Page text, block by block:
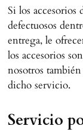
Si los accesorios
defectuosos
entrega, le
los accesorios
nosotros
dicho servicio.
Servicio